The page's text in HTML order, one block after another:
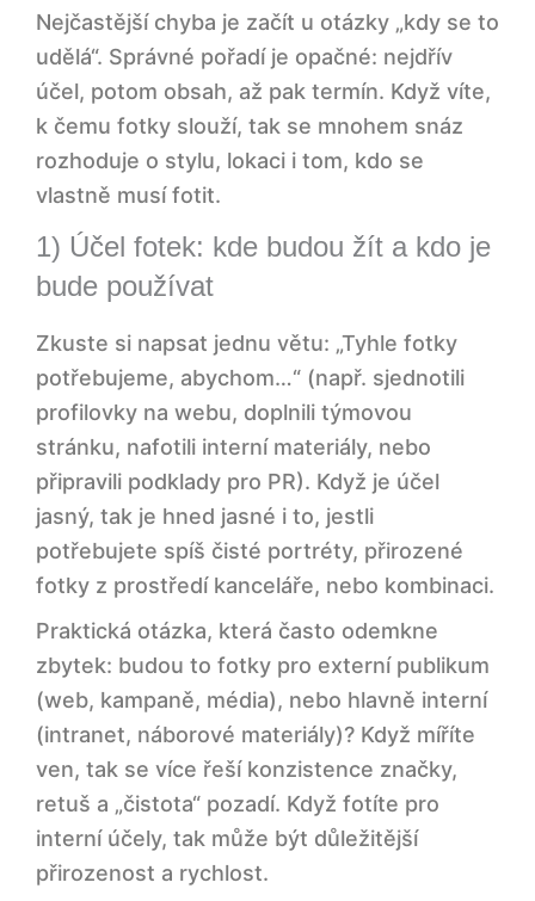
Nejčastější chyba je začít u otázky „kdy se to
udělá“. Správné pořadí je opačné: nejdřív
účel, potom obsah, až pak termín. Když víte,
k čemu fotky slouží, tak se mnohem snáz
rozhoduje o stylu, lokaci i tom, kdo se
vlastně musí fotit.
1) Účel fotek: kde budou žít a kdo je
bude používat
Zkuste si napsat jednu větu: „Tyhle fotky
potřebujeme, abychom…“ (např. sjednotili
profilovky na webu, doplnili týmovou
stránku, nafotili interní materiály, nebo
připravili podklady pro PR). Když je účel
jasný, tak je hned jasné i to, jestli
potřebujete spíš čisté portréty, přirozené
fotky z prostředí kanceláře, nebo kombinaci.
Praktická otázka, která často odemkne
zbytek: budou to fotky pro externí publikum
(web, kampaně, média), nebo hlavně interní
(intranet, náborové materiály)? Když míříte
ven, tak se více řeší konzistence značky,
retuš a „čistota“ pozadí. Když fotíte pro
interní účely, tak může být důležitější
přirozenost a rychlost.